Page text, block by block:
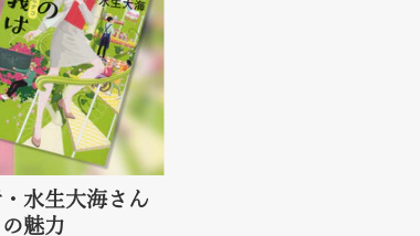
水生大海さん
魅力